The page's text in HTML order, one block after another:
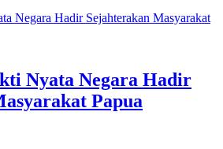
Nyata Negara Hadir
Papua